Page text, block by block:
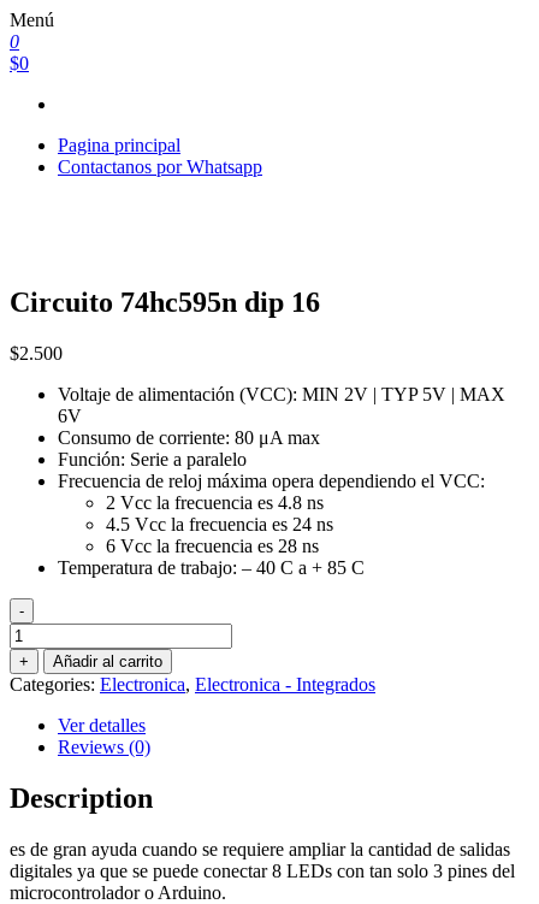
Saltar
al
contenido
Menú
0
$0
Pagina principal
Contactanos por Whatsapp
Circuito 74hc595n dip 16
$2.500
Voltaje de alimentación (VCC): MIN 2V | TYP 5V | MAX
6V
Consumo de corriente: 80 μA max
Función: Serie a paralelo
Frecuencia de reloj máxima opera dependiendo el VCC:
2 Vcc la frecuencia es 4.8 ns
4.5 Vcc la frecuencia es 24 ns
6 Vcc la frecuencia es 28 ns
Temperatura de trabajo: – 40 C a + 85 C
-
Circuito
74hc595n
dip
16
quantity
+ Añadir al carrito
Categories: Electronica, Electronica - Integrados
Ver detalles
Reviews (0)
Description
es de gran ayuda cuando se requiere ampliar la cantidad de salidas
digitales ya que se puede conectar 8 LEDs con tan solo 3 pines del
microcontrolador o Arduino.